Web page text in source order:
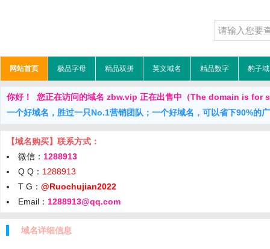
网站首页 极品字母 精品双拼 英文域名 精品数字 豹子
你好！ 您正在访问的域名 zbw.vip 正在出售中（The domain is for
一个好域名，胜过一只No.1营销团队；一个好域名，可以省下90%的
【域名购买】联系方式：
微信： 1288913
Q Q： 1288913
T G： @Ruochujian2022
Email： 1288913@qq.com
域名详细信息